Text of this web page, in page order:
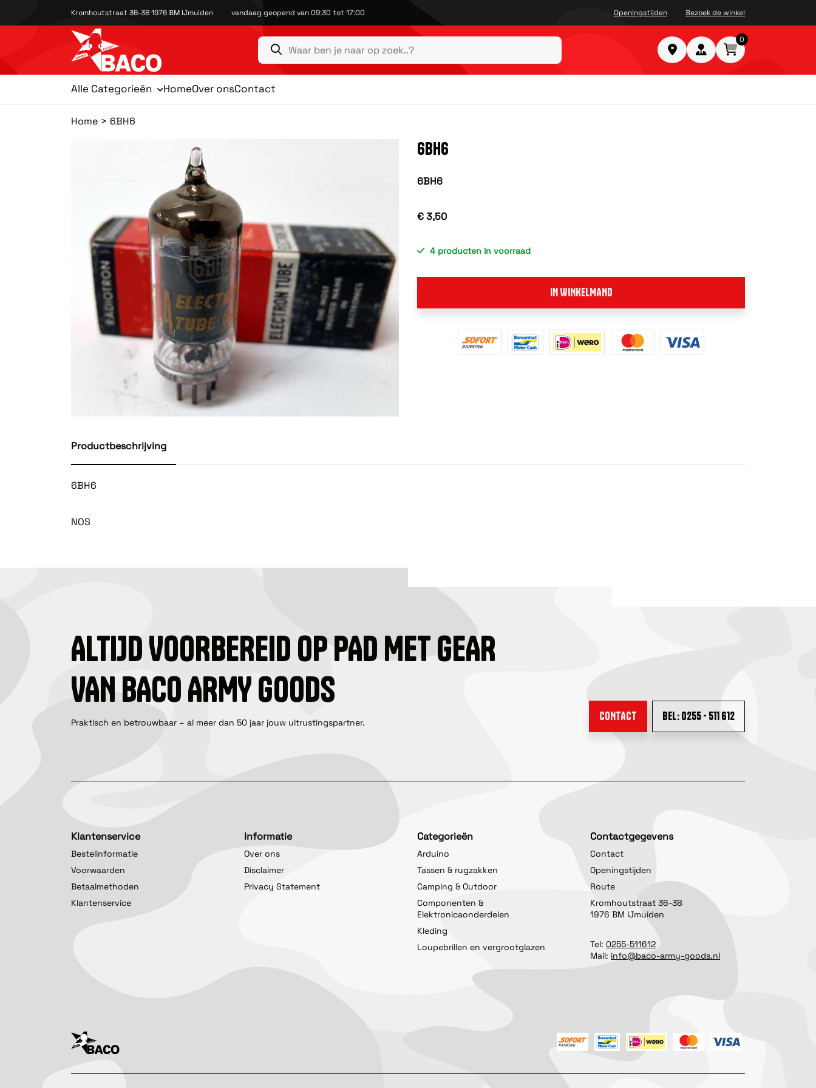
Kromhoutstraat 36-38 1976 BM IJmuiden vandaag geopend van 09:30 tot 17:00 Openingstijden Bezoek de winkel
0
Alle Categorieën HomeOver onsContact
Home 6BH6
6BH6
6BH6
€ 3,50
4 producten in voorraad
IN WINKELMAND
Productbeschrijving
6BH6
NOS
ALTIJD VOORBEREID OP PAD MET GEAR
VAN BACO ARMY GOODS
Praktisch en betrouwbaar – al meer dan 50 jaar jouw uitrustingspartner. CONTACT BEL: 0255 - 511 612
Klantenservice
Bestelinformatie
Voorwaarden
Betaalmethoden
Klantenservice
Informatie
Over ons
Disclaimer
Privacy Statement
Categorieën
Arduino
Tassen & rugzakken
Camping & Outdoor
Componenten &
Elektronicaonderdelen
Kleding
Loupebrillen en vergrootglazen
Contactgegevens
Contact
Openingstijden
Route
Kromhoutstraat 36-38
1976 BM IJmuiden
Tel: 0255-511612
Mail: info@baco-army-goods.nl